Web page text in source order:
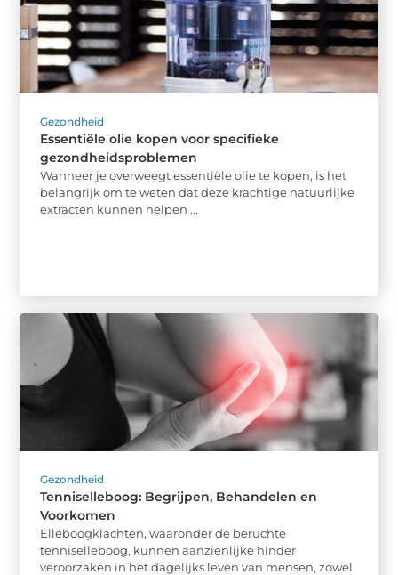
Gezondheid
Essentiële olie kopen voor specifieke
gezondheidsproblemen
Wanneer je overweegt essentiële olie te kopen, is het
belangrijk om te weten dat deze krachtige natuurlijke
extracten kunnen helpen ...
Gezondheid
Tenniselleboog: Begrijpen, Behandelen en
Voorkomen
Elleboogklachten, waaronder de beruchte
tenniselleboog, kunnen aanzienlijke hinder
veroorzaken in het dagelijks leven van mensen, zowel